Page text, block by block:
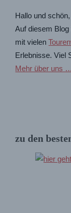
Hallo und
Auf diesem
mit vielen
Erlebnisse. Viel
Mehr über uns …
zu den